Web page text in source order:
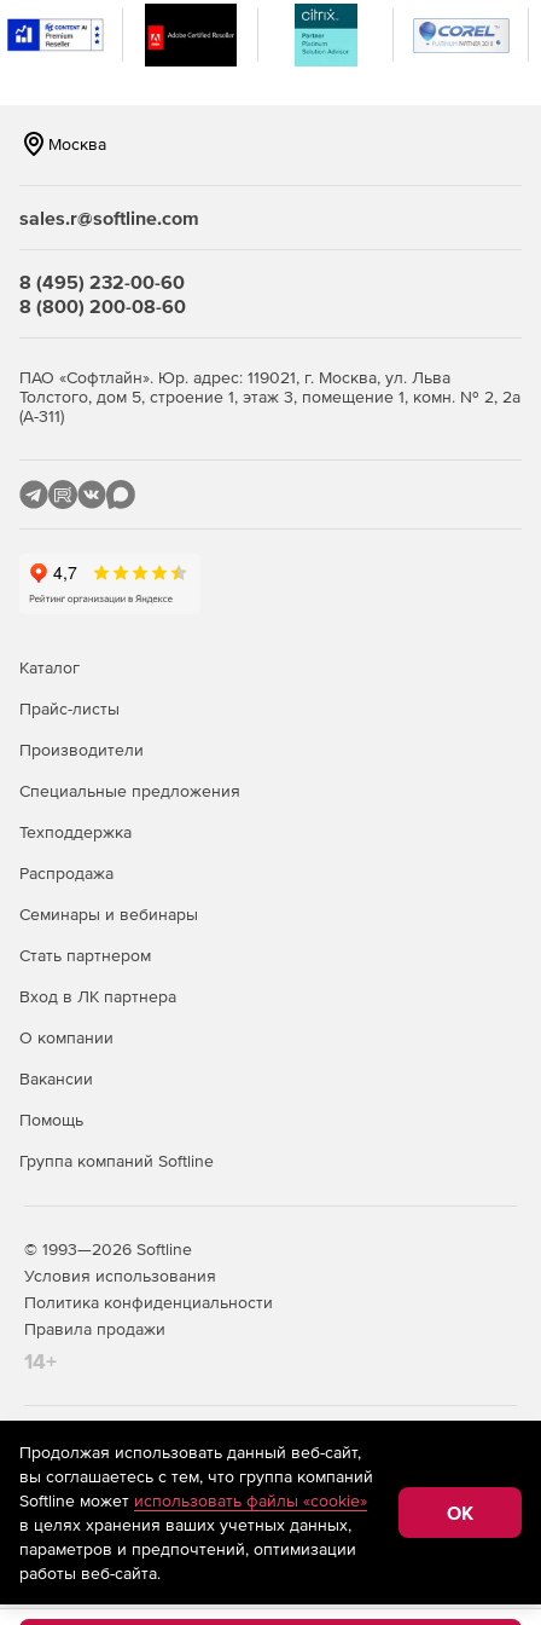
Мониторинг web-сервисов и серверов: Apache, IIS,
PHP, Active Directory, LDAP, DNS, FTP, SFTP и других
содержимого страниц и др.
Amazon EC2, Amazon RDS, SharePoint и многого
Москва
sales.r@softline.com
8 (495) 232-00-60
8 (800) 200-08-60
ПАО «Софтлайн». Юр. адрес: 119021, г. Москва, ул. Льва
Толстого, дом 5, строение 1, этаж 3, помещение 1, комн. № 2, 2а
(А-311)
Каталог
Прайс-листы
Производители
Специальные предложения
Техподдержка
Распродажа
Семинары и вебинары
Стать партнером
Вход в ЛК партнера
О компании
Вакансии
Помощь
Группа компаний Softline
© 1993—2026 Softline
Условия использования
Политика конфиденциальности
Правила продажи
14+
На информационном ресурсе store.softline.ru применяются
рекомендательные технологии
(информационные технологии
предоставления информации на основе сбора,
систематизации и анализа сведений, относящихся к
предпочтениям пользователей сети «Интернет»,
находящихся на территории Российской Федерации)
Продолжая использовать данный веб-сайт,
вы соглашаетесь с тем, что группа компаний
Softline может использовать файлы «cookie»
в целях хранения ваших учетных данных,
параметров и предпочтений, оптимизации
работы веб-сайта.
OK